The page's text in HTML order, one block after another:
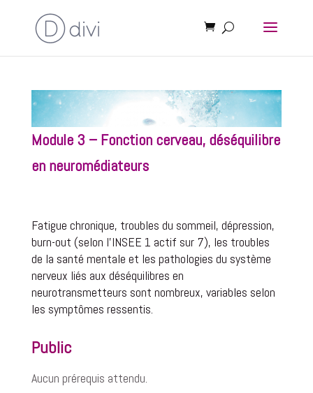
Module 3 – Fonction cerveau, déséquilibre
en neuromédiateurs
Fatigue chronique, troubles du sommeil, dépression,
burn-out (selon l’INSEE 1 actif sur 7), les troubles
de la santé mentale et les pathologies du système
nerveux liés aux déséquilibres en
neurotransmetteurs sont nombreux, variables selon
les symptômes ressentis.
Public
Aucun prérequis attendu.